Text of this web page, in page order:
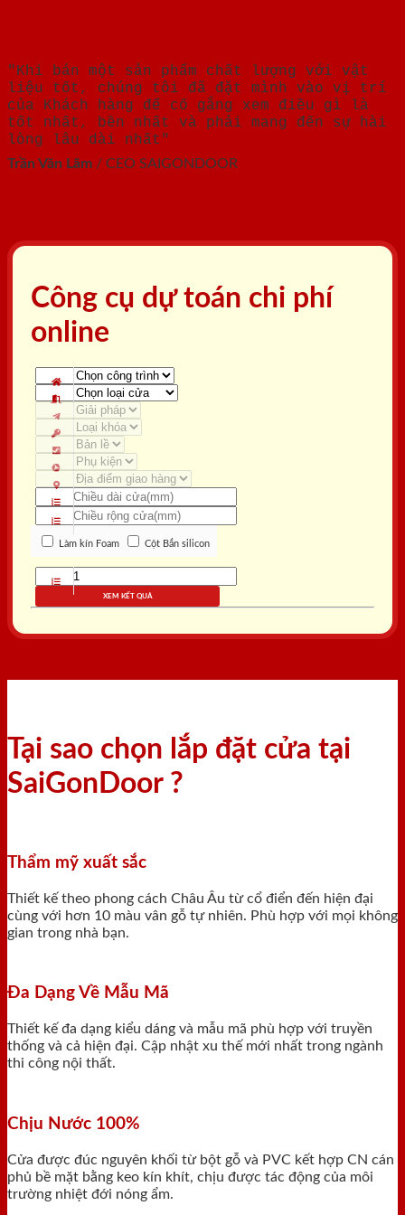
"Khi bán một sản phẩm chất lượng với vật
liệu tốt, chúng tôi đã đặt mình vào vị trí
của Khách hàng để cố gắng xem điều gì là
tốt nhất, bền nhất và phải mang đến sự hài
lòng lâu dài nhất"
Trần Văn Lãm / CEO SAIGONDOOR
Công cụ dự toán chi phí
online
Làm kín Foam Cột Bắn silicon
XEM KẾT QUẢ
Tại sao chọn lắp đặt cửa tại
SaiGonDoor ?
Thẩm mỹ xuất sắc
Thiết kế theo phong cách Châu Âu từ cổ điển đến hiện đại
cùng với hơn 10 màu vân gỗ tự nhiên. Phù hợp với mọi không
gian trong nhà bạn.
Đa Dạng Về Mẫu Mã
Thiết kế đa dạng kiểu dáng và mẫu mã phù hợp với truyền
thống và cả hiện đại. Cập nhật xu thế mới nhất trong ngành
thi công nội thất.
Chịu Nước 100%
Cửa được đúc nguyên khối từ bột gỗ và PVC kết hợp CN cán
phủ bề mặt bằng keo kín khít, chịu được tác động của môi
trường nhiệt đới nóng ẩm.